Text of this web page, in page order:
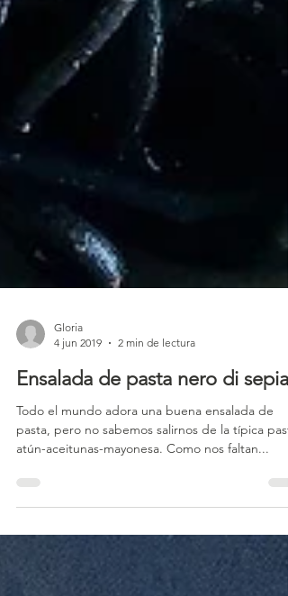
4 jun 2019
2 min de lectura
Ensalada de pasta nero di sepia
Todo el mundo adora una buena ensalada de
atún-aceitunas-mayonesa. Como nos faltan...